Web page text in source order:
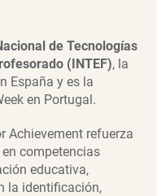
de Tecnologías
(INTEF), la
España y es la
en Portugal.
Achievement refuerza
competencias
educativa,
la identificación,